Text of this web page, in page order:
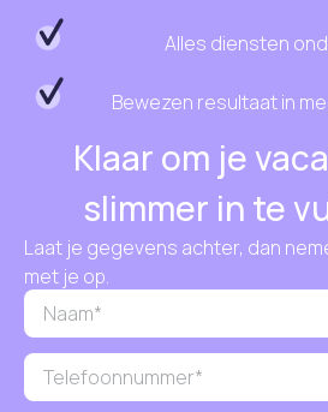
Alles diensten
Bewezen resultaat in
Klaar om je
slimmer in te
Laat je gegevens achter, dan
met je op.